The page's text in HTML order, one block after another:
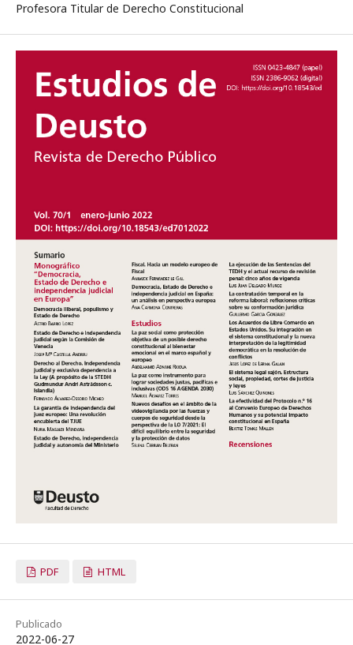
Profesora Titular de Derecho Constitucional
PDF HTML
Publicado
2022-06-27